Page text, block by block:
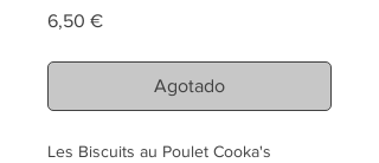
6,50 €Precio
Agotado
Les Biscuits au Poulet Cooka's